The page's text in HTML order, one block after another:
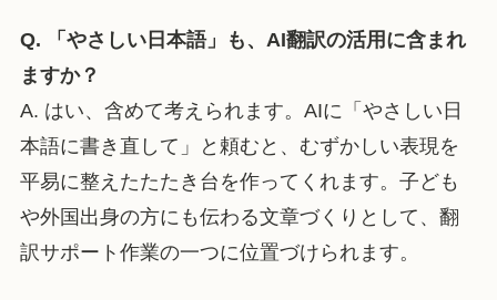
Q. 「やさしい日本語」も、AI翻訳の活用に含まれ
ますか？
A. はい、含めて考えられます。AIに「やさしい日
本語に書き直して」と頼むと、むずかしい表現を
平易に整えたたたき台を作ってくれます。子ども
や外国出身の方にも伝わる文章づくりとして、翻
訳サポート作業の一つに位置づけられます。